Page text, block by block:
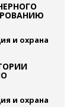
и охрана
и охрана